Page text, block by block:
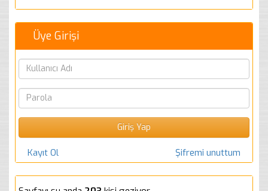
Üye Girişi
Kayıt Ol Şifremi unuttum